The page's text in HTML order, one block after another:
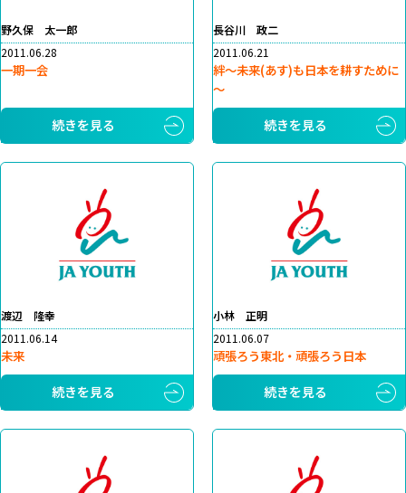
野久保 太一郎
2011.06.28
一期一会
続きを見る
長谷川 政二
2011.06.21
絆～未来(あす)も日本を耕すために
～
続きを見る
渡辺 隆幸
2011.06.14
未来
続きを見る
小林 正明
2011.06.07
頑張ろう東北・頑張ろう日本
続きを見る